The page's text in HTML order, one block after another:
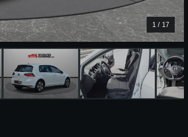
1 / 17